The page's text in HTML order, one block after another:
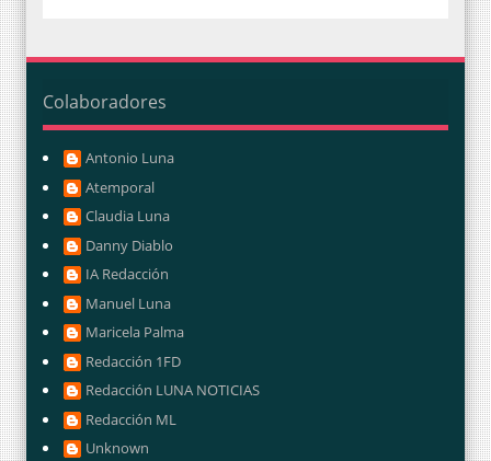
Colaboradores
Antonio Luna
Atemporal
Claudia Luna
Danny Diablo
IA Redacción
Manuel Luna
Maricela Palma
Redacción 1FD
Redacción LUNA NOTICIAS
Redacción ML
Unknown